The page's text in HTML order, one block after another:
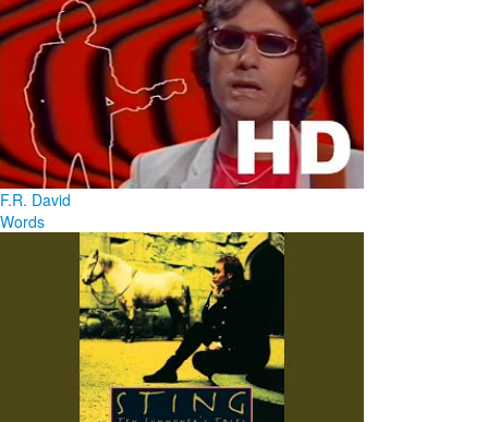
F.R. David
Words